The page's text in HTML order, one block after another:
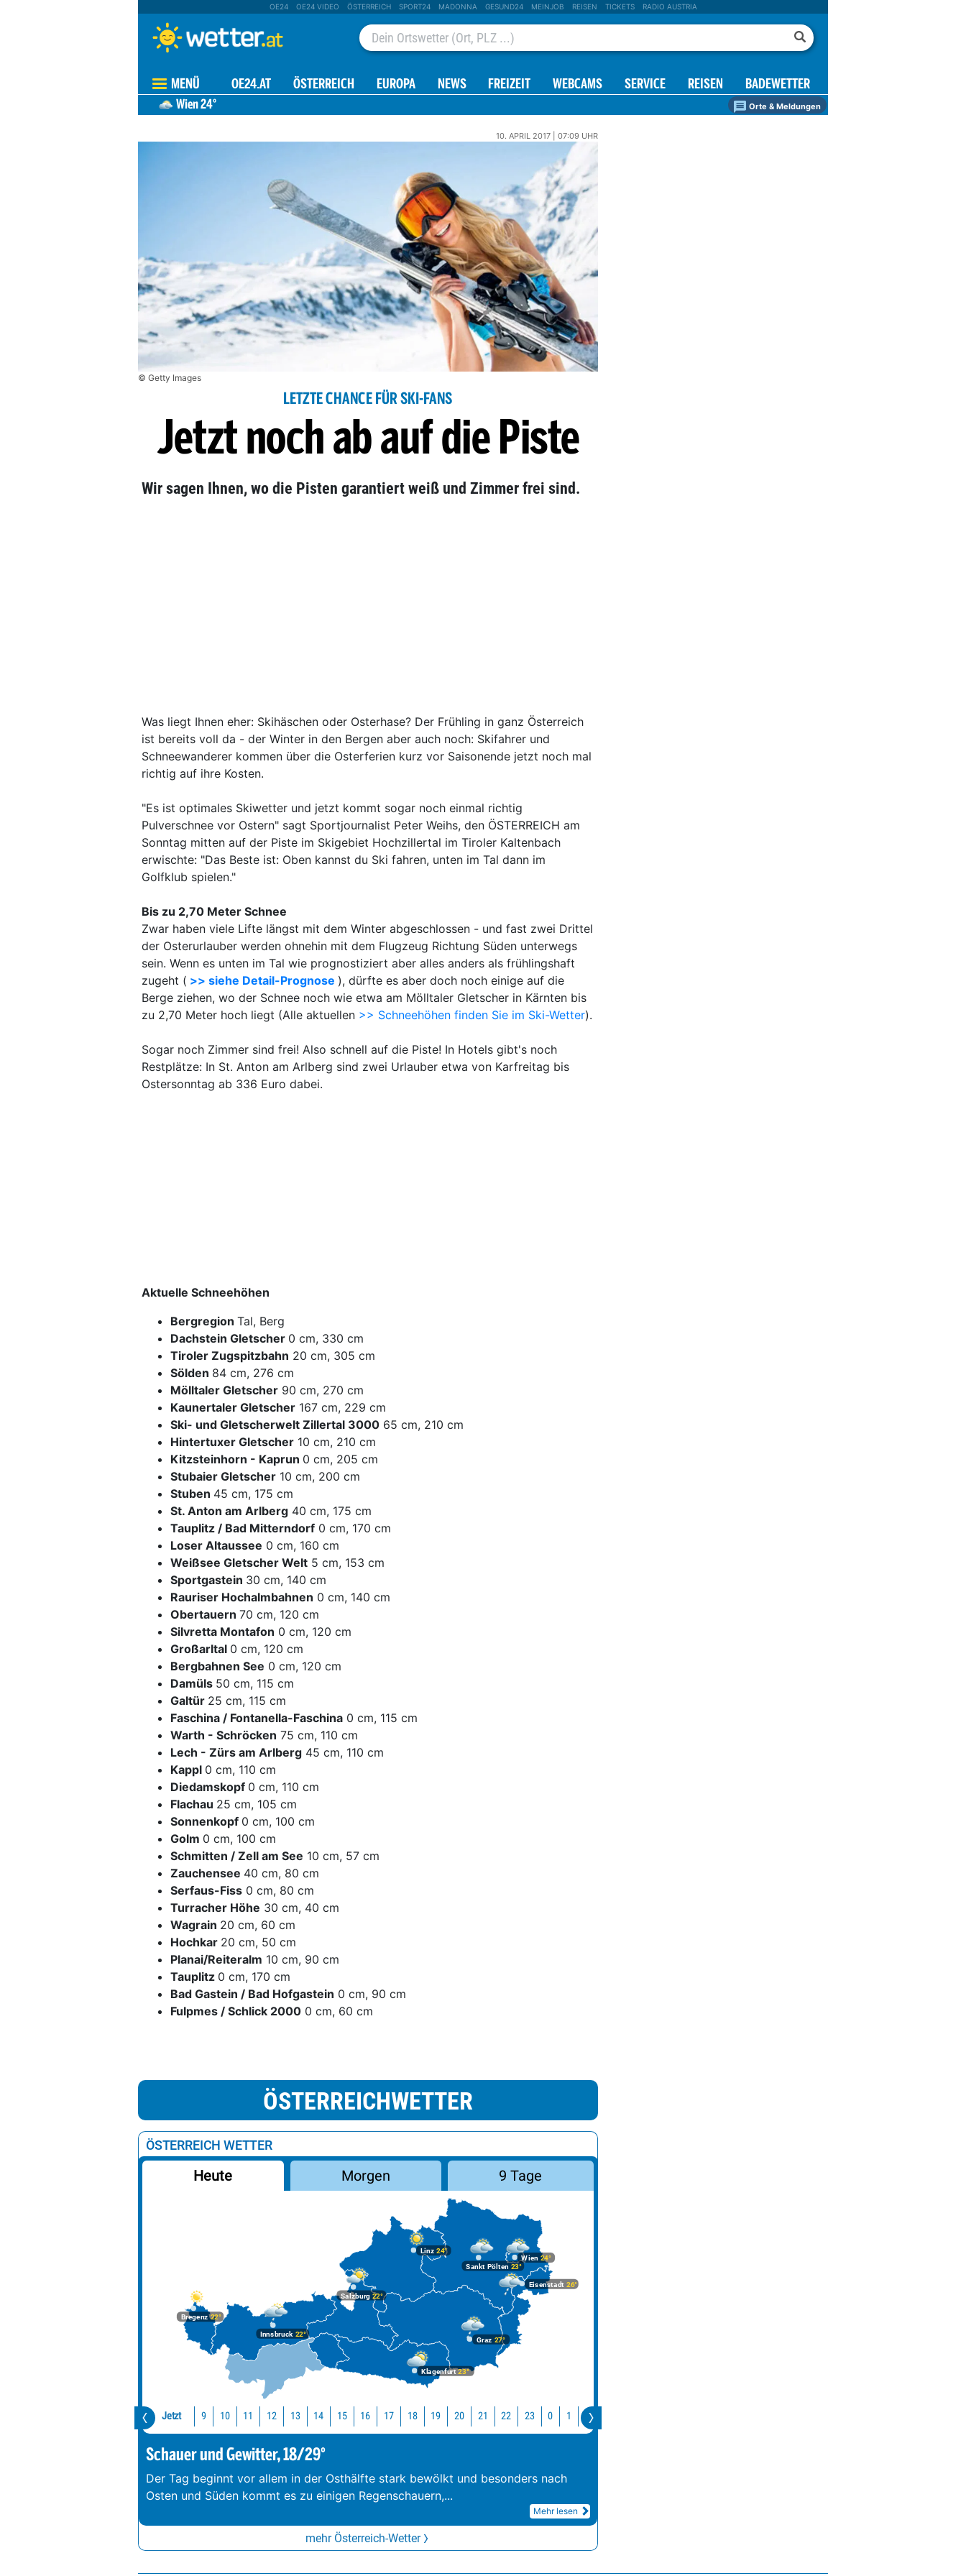
OE24 OE24 VIDEO ÖSTERREICH SPORT24 MADONNA GESUND24 MEINJOB REISEN TICKETS RADIO AUSTRIA
MENÜ OE24.AT ÖSTERREICH EUROPA NEWS FREIZEIT WEBCAMS SERVICE REISEN BADEWETTER
Wien24° Orte & Meldungen
10. APRIL 2017 | 07:09 UHR
© Getty Images
LETZTE CHANCE FÜR SKI-FANS
Jetzt noch ab auf die Piste
Wir sagen Ihnen, wo die Pisten garantiert weiß und Zimmer frei sind.
Was liegt Ihnen eher: Skihäschen oder Osterhase? Der Frühling in ganz Österreich
ist bereits voll da - der Winter in den Bergen aber auch noch: Skifahrer und
Schneewanderer kommen über die Osterferien kurz vor Saisonende jetzt noch mal
richtig auf ihre Kosten.
"Es ist optimales Skiwetter und jetzt kommt sogar noch einmal richtig
Pulverschnee vor Ostern" sagt Sportjournalist Peter Weihs, den ÖSTERREICH am
Sonntag mitten auf der Piste im Skigebiet Hochzillertal im Tiroler Kaltenbach
erwischte: "Das Beste ist: Oben kannst du Ski fahren, unten im Tal dann im
Golfklub spielen."
Bis zu 2,70 Meter Schnee
Zwar haben viele Lifte längst mit dem Winter abgeschlossen - und fast zwei Drittel
der Osterurlauber werden ohnehin mit dem Flugzeug Richtung Süden unterwegs
sein. Wenn es unten im Tal wie prognostiziert aber alles anders als frühlingshaft
zugeht ( >> siehe Detail-Prognose ), dürfte es aber doch noch einige auf die
Berge ziehen, wo der Schnee noch wie etwa am Mölltaler Gletscher in Kärnten bis
zu 2,70 Meter hoch liegt (Alle aktuellen >> Schneehöhen finden Sie im Ski-Wetter).
Sogar noch Zimmer sind frei! Also schnell auf die Piste! In Hotels gibt's noch
Restplätze: In St. Anton am Arlberg sind zwei Urlauber etwa von Karfreitag bis
Ostersonntag ab 336 Euro dabei.
Aktuelle Schneehöhen
Bergregion Tal, Berg
Dachstein Gletscher 0 cm, 330 cm
Tiroler Zugspitzbahn 20 cm, 305 cm
Sölden 84 cm, 276 cm
Mölltaler Gletscher 90 cm, 270 cm
Kaunertaler Gletscher 167 cm, 229 cm
Ski- und Gletscherwelt Zillertal 3000 65 cm, 210 cm
Hintertuxer Gletscher 10 cm, 210 cm
Kitzsteinhorn - Kaprun 0 cm, 205 cm
Stubaier Gletscher 10 cm, 200 cm
Stuben 45 cm, 175 cm
St. Anton am Arlberg 40 cm, 175 cm
Tauplitz / Bad Mitterndorf 0 cm, 170 cm
Loser Altaussee 0 cm, 160 cm
Weißsee Gletscher Welt 5 cm, 153 cm
Sportgastein 30 cm, 140 cm
Rauriser Hochalmbahnen 0 cm, 140 cm
Obertauern 70 cm, 120 cm
Silvretta Montafon 0 cm, 120 cm
Großarltal 0 cm, 120 cm
Bergbahnen See 0 cm, 120 cm
Damüls 50 cm, 115 cm
Galtür 25 cm, 115 cm
Faschina / Fontanella-Faschina 0 cm, 115 cm
Warth - Schröcken 75 cm, 110 cm
Lech - Zürs am Arlberg 45 cm, 110 cm
Kappl 0 cm, 110 cm
Diedamskopf 0 cm, 110 cm
Flachau 25 cm, 105 cm
Sonnenkopf 0 cm, 100 cm
Golm 0 cm, 100 cm
Schmitten / Zell am See 10 cm, 57 cm
Zauchensee 40 cm, 80 cm
Serfaus-Fiss 0 cm, 80 cm
Turracher Höhe 30 cm, 40 cm
Wagrain 20 cm, 60 cm
Hochkar 20 cm, 50 cm
Planai/Reiteralm 10 cm, 90 cm
Tauplitz 0 cm, 170 cm
Bad Gastein / Bad Hofgastein 0 cm, 90 cm
Fulpmes / Schlick 2000 0 cm, 60 cm
ÖSTERREICHWETTER
ÖSTERREICH WETTER
Heute Morgen 9 Tage
Bregenz22°
Graz 27°
Innsbruck22°
Klagenfurt23°
Linz 24°
Salzburg22°
Wien 24°
Eisenstadt 26°
Sankt Pölten 23°
Jetzt 9 10 11 12 13 14 15 16 17 18 19 20 21 22 23 0 1 2
Schauer und Gewitter, 18/29°
Der Tag beginnt vor allem in der Osthälfte stark bewölkt und besonders nach
Osten und Süden kommt es zu einigen Regenschauern,...
Mehr lesen
mehr Österreich-Wetter